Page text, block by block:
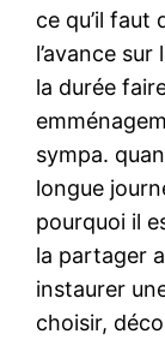
ce qu’il
l’avance
la durée
sympa.
longue
pourquoi il
la partager
instaurer
choisir,